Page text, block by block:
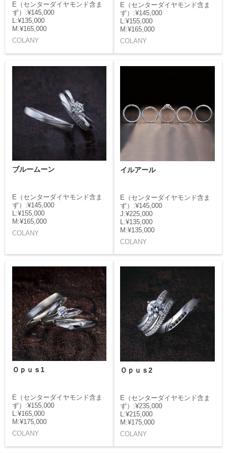
E（センターダイヤモンド含ま
ず）:¥145,000
L:¥135,000
M:¥165,000
COLANY
E（センターダイヤモンド含ま
ず）:¥145,000
L:¥155,000
M:¥165,000
COLANY
ブルームーン
E（センターダイヤモンド含ま
ず）:¥145,000
L:¥155,000
M:¥165,000
COLANY
イルアール
E（センターダイヤモンド含ま
ず）:¥145,000
J:¥225,000
L:¥135,000
M:¥135,000
COLANY
Ｏｐｕｓ1
E（センターダイヤモンド含ま
ず）:¥155,000
L:¥165,000
M:¥175,000
COLANY
Ｏｐｕｓ2
E（センターダイヤモンド含ま
ず）:¥235,000
L:¥215,000
M:¥175,000
COLANY